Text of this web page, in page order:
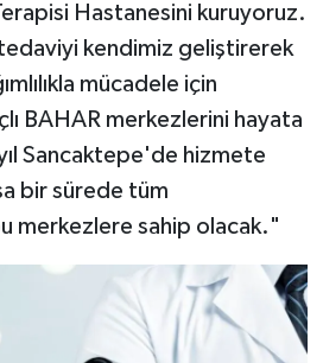
Hastanesini kuruyoruz.
kendimiz geliştirerek
mücadele için
BAHAR merkezlerini hayata
Sancaktepe'de hizmete
bir sürede tüm
merkezlere sahip olacak."